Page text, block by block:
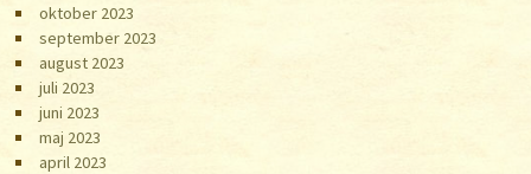
oktober 2023
september 2023
august 2023
juli 2023
juni 2023
maj 2023
april 2023